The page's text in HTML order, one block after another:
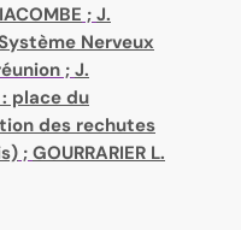
; J.
Nerveux
; J.
place du
des rechutes
; GOURRARIER L.